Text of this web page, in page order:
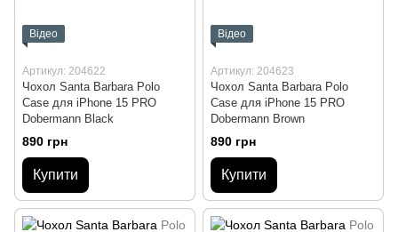
Відео
Артикул: 204622
Чохол Santa Barbara Polo
Case для iPhone 15 PRO
Dobermann Black
890 грн
Купити
Відео
Артикул: 204623
Чохол Santa Barbara Polo
Case для iPhone 15 PRO
Dobermann Brown
890 грн
Купити